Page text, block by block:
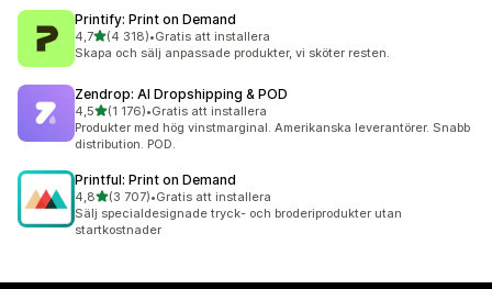
Printify: Print on Demand
4,7av 5 stjärnor
(4 318)
4318 recensioner totalt
•Gratis att installera
Skapa och sälj anpassade produkter, vi sköter resten.
Zendrop: AI Dropshipping & POD
4,5av 5 stjärnor
(1 176)
1176 recensioner totalt
•Gratis att installera
Produkter med hög vinstmarginal. Amerikanska leverantörer. Snabb
distribution. POD.
Printful: Print on Demand
4,8av 5 stjärnor
(3 707)
3707 recensioner totalt
•Gratis att installera
Sälj specialdesignade tryck- och broderiprodukter utan
startkostnader